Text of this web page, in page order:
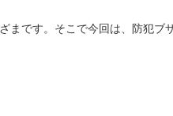
です。そこで今回は、防犯ブ